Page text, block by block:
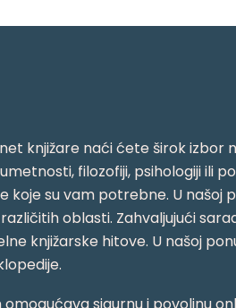
knjižare naći ćete širok izbor
filozofiji, psihologiji ili
koje su vam potrebne. U našoj
oblasti. Zahvaljujući
knjižarske hitove. U našoj